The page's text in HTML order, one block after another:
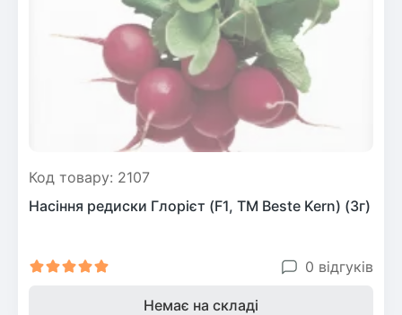
Рослини що в'ються
Гліцинія (Вістерія)
Жимолость декоративна
Код товару: 2107
Насіння редиски Глорієт (F1, ТМ Beste Kern) (3г)
0 відгуків
Немає на складі